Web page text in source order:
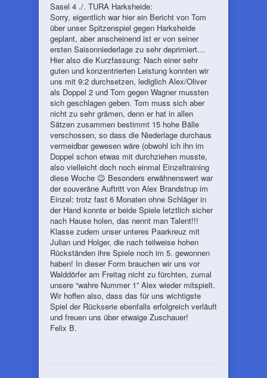
Sasel 4 ./. TURA Harksheide:
Sorry, eigentlich war hier ein Bericht von Tom
über unser Spitzenspiel gegen Harksheide
geplant, aber anscheinend ist er von seiner
ersten Saisonniederlage zu sehr deprimiert…
Hier also die Kurzfassung: Nach einer sehr
guten und konzentrierten Leistung konnten wir
uns mit 9:2 durchsetzen, lediglich Alex/Oliver
als Doppel 2 und Tom gegen Wagner mussten
sich geschlagen geben. Tom muss sich aber
nicht zu sehr grämen, denn er hat in allen
Sätzen zusammen bestimmt 15 hohe Bälle
verschossen, so dass die Niederlage durchaus
vermeidbar gewesen wäre (obwohl ich ihn im
Doppel schon etwas mit durchziehen musste,
also vielleicht doch noch einmal Einzeltraining
diese Woche 😉 Besonders erwähnenswert war
der souveräne Auftritt von Alex Brandstrup im
Einzel: trotz fast 6 Monaten ohne Schläger in
der Hand konnte er beide Spiele letztlich sicher
nach Hause holen, das nennt man Talent!!!
Klasse zudem unser unteres Paarkreuz mit
Julian und Holger, die nach teilweise hohen
Rückständen ihre Spiele noch im 5. gewonnen
haben! In dieser Form brauchen wir uns vor
Walddörfer am Freitag nicht zu fürchten, zumal
unsere “wahre Nummer 1” Alex wieder mitspielt.
Wir hoffen also, dass das für uns wichtigste
Spiel der Rückserie ebenfalls erfolgreich verläuft
und freuen uns über etwaige Zuschauer!
Felix B.